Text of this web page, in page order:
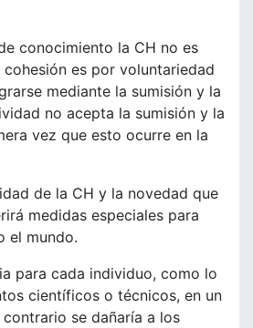
conocimiento la CH no es
es por voluntariedad
mediante la sumisión y la
no acepta la sumisión y la
vez que esto ocurre en la
de la CH y la novedad que
medidas especiales para
el mundo.
para cada individuo, como lo
científicos o técnicos, en un
se dañaría a los